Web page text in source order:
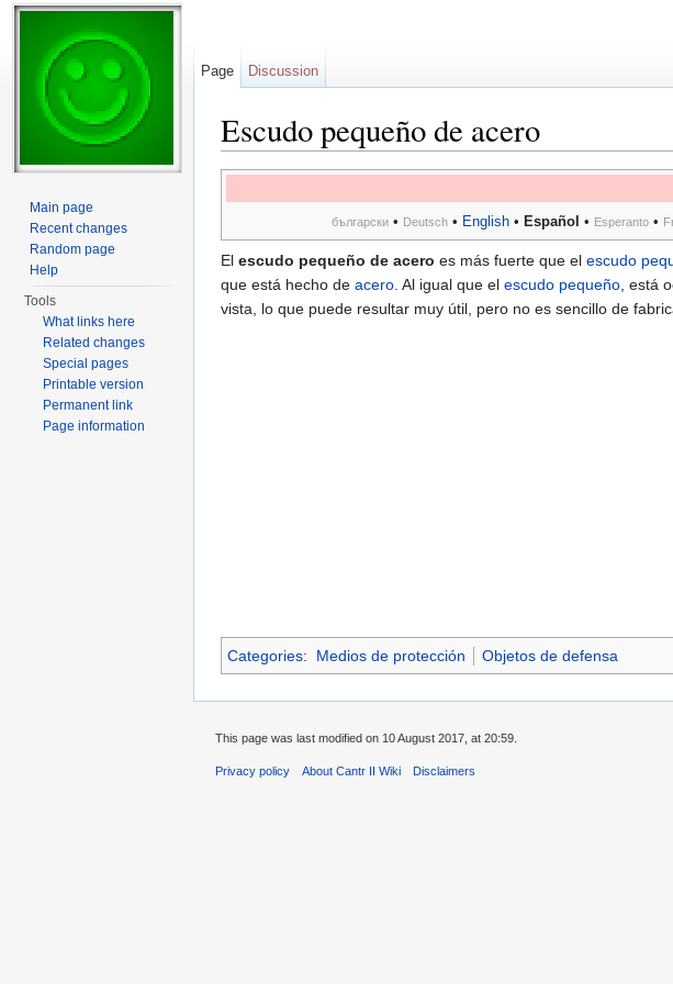
Escudo pequeño de acero
български • Deutsch • English • Español • Esperanto •
El escudo pequeño de acero es más fuerte que el escudo
que está hecho de acero. Al igual que el escudo pequeño, está
vista, lo que puede resultar muy útil, pero no es sencillo de
Categories: Medios de protección Objetos de defensa
Page Discussion
Main page
Recent changes
Random page
Help
Tools
What links here
Related changes
Special pages
Printable version
Permanent link
Page information
This page was last modified on 10 August 2017, at 20:59.
Privacy policy About Cantr II Wiki Disclaimers